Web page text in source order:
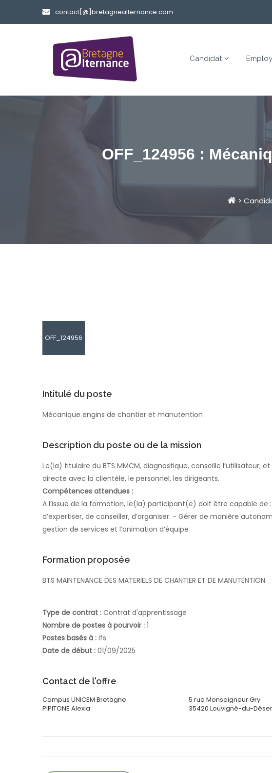
contact[@]bretagnealternance.com
Candidat
OFF_124956 :
>
OFF_124956
Intitulé du poste
Mécanique engins de chantier et manutention
Description du poste ou de la mission
Le(la) titulaire du BTS MMCM, diagnostique, conseille
directe avec la clientèle, le personnel, les dirigeants.
Compétences attendues :
A l’issue de la formation, le(la) participant(e) doit être capable
d’expertiser, de conseiller, d’organiser. - Gérer de manière
gestion de services et l’animation d’équipe
Formation proposée
BTS MAINTENANCE DES MATERIELS DE CHANTIER ET DE MANUTENTION
Type de contrat : Contrat d'apprentissage
Nombre de postes à pourvoir : 1
Postes basés à : Ifs
Date de début : 01/09/2025
Contact de l'offre
Campus UNICEM Bretagne
PIPITONE Alexia
5 rue Monseigneur Gry
35420 Louvigné-du-